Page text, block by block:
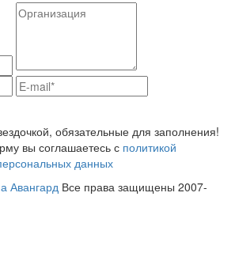
обязательные для заполнения!
вы соглашаетесь с политикой
данных
Авангард Все права защищены 2007-